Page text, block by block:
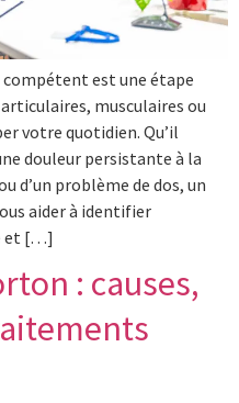
est une étape
musculaires ou
votre quotidien. Qu’il
douleur persistante à la
d’un problème de dos, un
aider à identifier
et […]
: causes,